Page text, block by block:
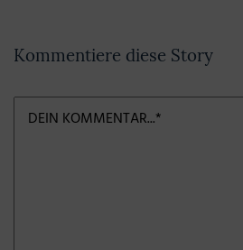
Kommentiere diese Story